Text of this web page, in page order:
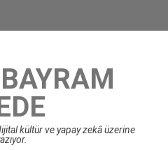
kültür ve yapay zekâ üzerine